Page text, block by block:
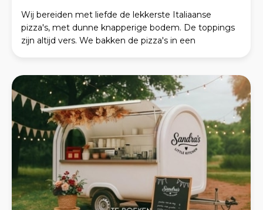
Wij bereiden met liefde de lekkerste Italiaanse
pizza's, met dunne knapperige bodem. De toppings
zijn altijd vers. We bakken de pizza's in een